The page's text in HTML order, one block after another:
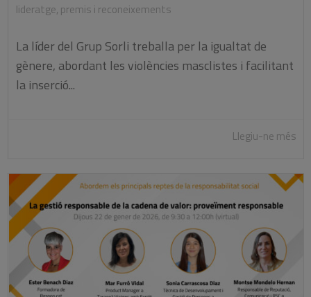
lideratge, premis i reconeixements
La líder del Grup Sorli treballa per la igualtat de
gènere, abordant les violències masclistes i facilitant
la inserció...
Llegiu-ne més